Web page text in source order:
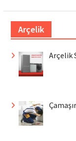
Arçelik
Arçelik